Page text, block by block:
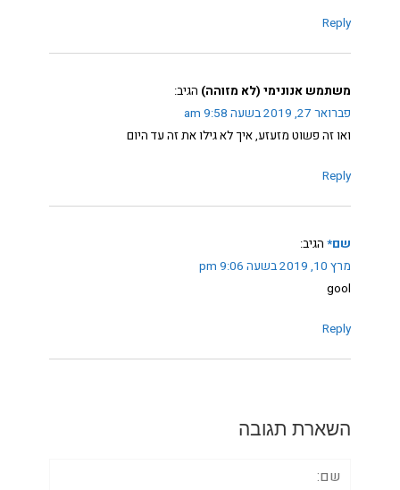
Reply
משתמש אנונימי (לא מזוהה) הגיב:
פברואר 27, 2019 בשעה 9:58 am
ואו זה פשוט מזעזע, איך לא גילו את זה עד היום
Reply
שם* הגיב:
מרץ 10, 2019 בשעה 9:06 pm
gool
Reply
השארת תגובה